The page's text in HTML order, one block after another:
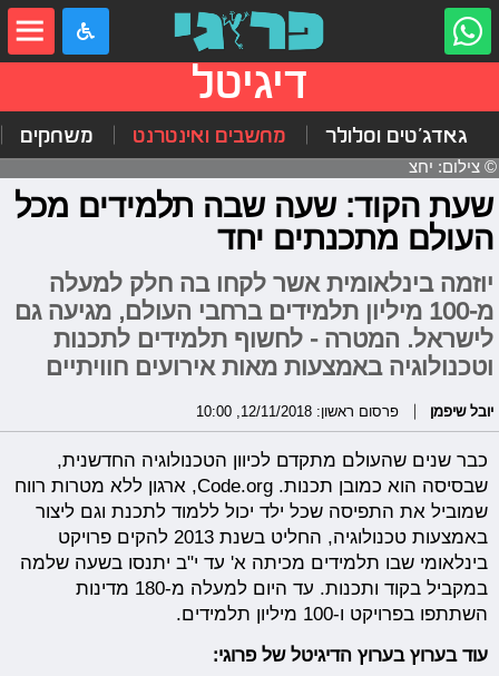
דיגיטל
גאדג'טים וסלולר מחשבים ואינטרנט משחקים
© צילום: יחצ
שעת הקוד: שעה שבה תלמידים מכל
העולם מתכנתים יחד
יוזמה בינלאומית אשר לקחו בה חלק למעלה
מ-100 מיליון תלמידים ברחבי העולם, מגיעה גם
לישראל. המטרה - לחשוף תלמידים לתכנות
וטכנולוגיה באמצעות מאות אירועים חוויתיים
יובל שיפמן פרסום ראשון: 12/11/2018, 10:00
כבר שנים שהעולם מתקדם לכיוון הטכנולוגיה החדשנית,
שבסיסה הוא כמובן תכנות.Code.org, ארגון ללא מטרות רווח
שמוביל את התפיסה שכל ילד יכול ללמוד לתכנת וגם ליצור
באמצעות טכנולוגיה, החליט בשנת 2013 להקים פרויקט
בינלאומי שבו תלמידים מכיתה א' עד י"ב יתנסו בשעה שלמה
במקביל בקוד ותכנות. עד היום למעלה מ-180 מדינות
השתתפו בפרויקט ו-100 מיליון תלמידים.
עוד בערוץ בערוץ הדיגיטל של פרוגי: